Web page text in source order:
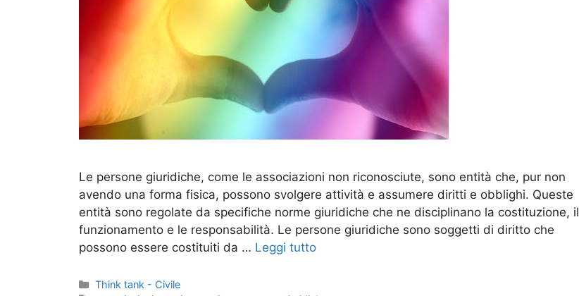
Le persone giuridiche, come le associazioni non riconosciute, sono entità che, pur non
avendo una forma fisica, possono svolgere attività e assumere diritti e obblighi. Queste
entità sono regolate da specifiche norme giuridiche che ne disciplinano la costituzione, il
funzionamento e le responsabilità. Le persone giuridiche sono soggetti di diritto che
possono essere costituiti da … Leggi tutto
Categorie
Think tank - Civile